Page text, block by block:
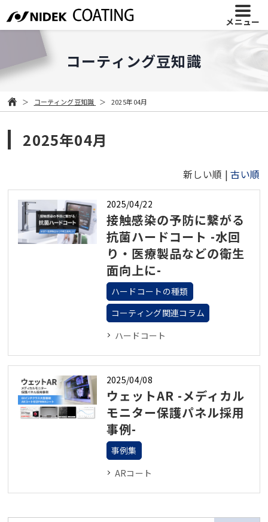
メニュー
コーティング豆知識
コーティング豆知識 2025年04月
2025年04月
新しい順 |古い順
2025/04/22
接触感染の予防に繋がる
抗菌ハードコート -水回
り・医療製品などの衛生
面向上に-
ハードコートの種類
コーティング関連コラム
ハードコート
2025/04/08
ウェットAR -メディカル
モニター保護パネル採用
事例-
事例集
ARコート